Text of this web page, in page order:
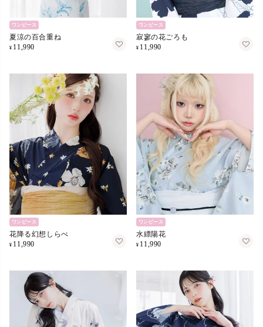
ワンピース
夏涼の百合重ね
¥ 11,990
ワンピース
寂寥の花ごろも
¥ 11,990
ワンピース
花降る幻想しらべ
¥ 11,990
ワンピース
水縹陽花
¥ 11,990